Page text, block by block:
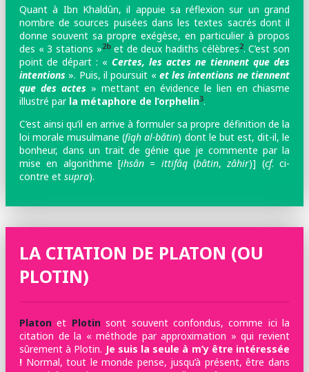
Quant à Ibn Khaldûn, il appuie sa réflexion sur un grand
nombre de sources puisées dans les textes sacrés dont il
donne souvent sa propre exégèse, en particulier à propos
des « 3 stations »2bet de deux hadiths célèbres2. C’est son
point de départ : « Certes, les actes ne tiennent que des
intentions ». Puis, il poursuit « et les intentions ne tiennent
que des actes » mettant en évidence le lien en chiasme
illustré par la métaphore de l’orphelin3.
C’est ainsi qu’il en arrive à formuler sa propre définition de la
loi morale musulmane (fiqh al-bâtin) dont le but est, dit-il, le
bonheur, dans un trait de génie que je commente par la
mise en algorithme [ihsân = ittifâq(bâtin,zâhir)] (cf. ci-
contre et supra).
LA CITATION DE PLATON (OU
PLOTIN)
Platon et Plotinsont souvent confondus, comme ici la
citation de la « méthode par approximation » qui revient
sûrement à Plotin. Je suis la seule à m’y être intéressée
! Normal, tout le monde pense, jusqu’à présent, être dans